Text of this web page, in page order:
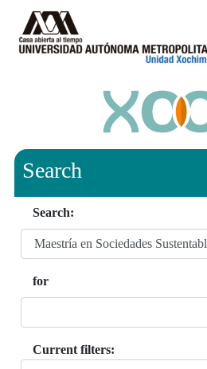
Search
Search:
for
Current filters: